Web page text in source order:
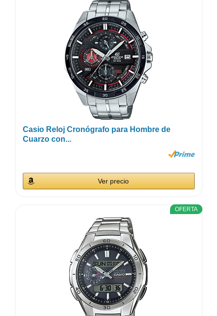
Casio Reloj Cronógrafo para Hombre de
Cuarzo con...
Ver precio
OFERTA